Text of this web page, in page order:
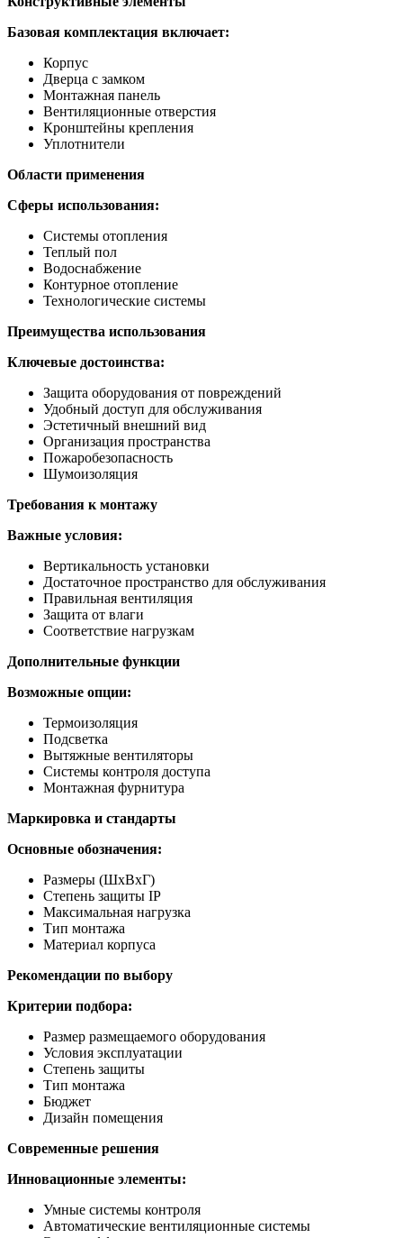
Базовая комплектация включает:
Корпус
Дверца с замком
Монтажная панель
Вентиляционные отверстия
Кронштейны крепления
Уплотнители
Области применения
Сферы использования:
Системы отопления
Теплый пол
Водоснабжение
Контурное отопление
Технологические системы
Преимущества использования
Ключевые достоинства:
Защита оборудования от повреждений
Удобный доступ для обслуживания
Эстетичный внешний вид
Организация пространства
Пожаробезопасность
Шумоизоляция
Требования к монтажу
Важные условия:
Вертикальность установки
Достаточное пространство для обслуживания
Правильная вентиляция
Защита от влаги
Соответствие нагрузкам
Дополнительные функции
Возможные опции:
Термоизоляция
Подсветка
Вытяжные вентиляторы
Системы контроля доступа
Монтажная фурнитура
Маркировка и стандарты
Основные обозначения:
Размеры (ШхВхГ)
Степень защиты IP
Максимальная нагрузка
Тип монтажа
Материал корпуса
Рекомендации по выбору
Критерии подбора:
Размер размещаемого оборудования
Условия эксплуатации
Степень защиты
Тип монтажа
Бюджет
Дизайн помещения
Современные решения
Инновационные элементы:
Умные системы контроля
Автоматические вентиляционные системы